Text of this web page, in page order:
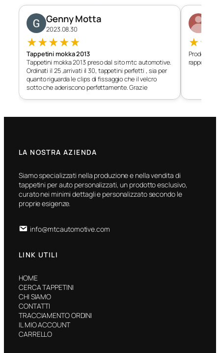
Genny Motta
2023.08.30
★★★★★
Tappetini mokka 2013
Tappetini mokka 2013 preso dal sito mtc automotive.
Ordinati il 25 ,arrivati il 30, tappetini perfetti , sia per
quanto riguarda le clips di fissaggio che il velcro
sotto che aderiscono perfettamente. Grazie
★★
Prodotto
rapporto
LA NOSTRA AZIENDA
Siamo specializzati nella produzione e nella vendita di
tappetini per auto personalizzati, un prodotto esclusivo,
curato nei minimi dettagli e personalizzato secondo le
proprie esigenze.
info@mtcautomotive.com
LINK UTILI
HOME
CERCA TAPPETINI
CHI SIAMO
CONTATTI
TRACCIAMENTO ORDINI
IL MIO ACCOUNT
CARRELLO